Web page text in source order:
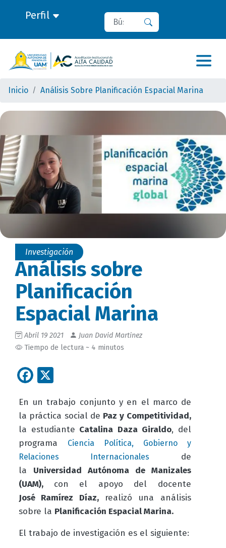
Perfil Buscar
Inicio Análisis Sobre Planificación Espacial Marina
Investigación
Análisis sobre
Planificación
Espacial Marina
Abril 19 2021
Juan David Martinez
Tiempo de lectura ~ 4 minutos
Facebook
En un trabajo conjunto y en el marco de
la práctica social de Paz y Competitividad,
la estudiante Catalina Daza Giraldo, del
programa
Ciencia Política, Gobierno y
Relaciones Internacionales
de
la Universidad Autónoma de Manizales
(UAM), con el apoyo del docente
José Ramírez Díaz,
realizó una análisis
sobre la Planificación Espacial Marina.
El trabajo de investigación es el siguiente: